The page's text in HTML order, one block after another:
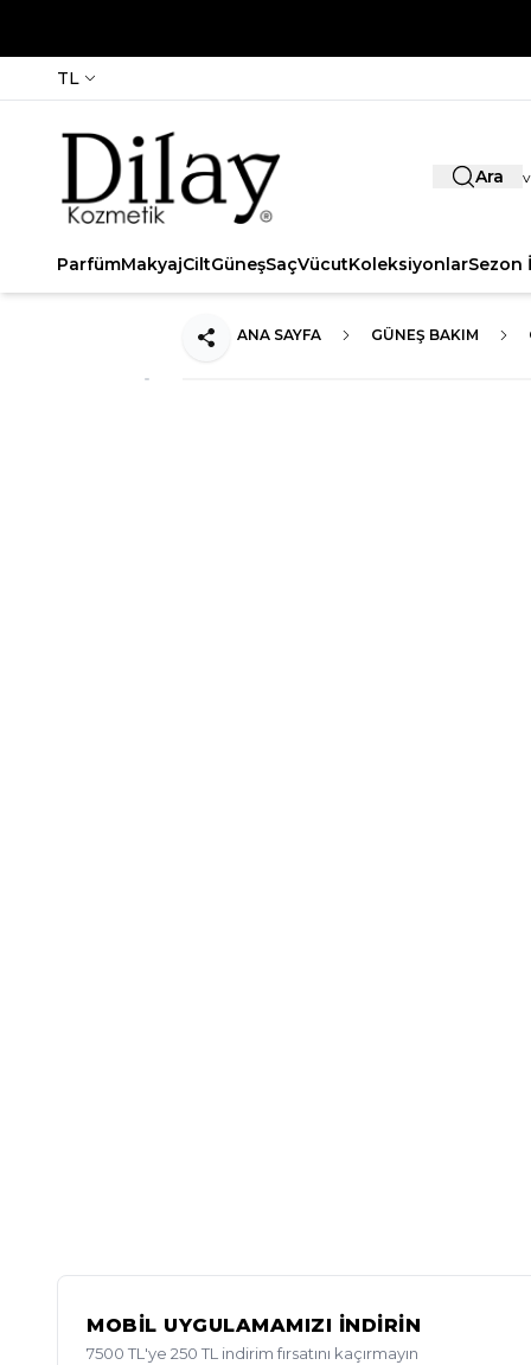
TL
Ara
ParfümMakyajCiltGüneşSaçVücutKoleksiyonlarSezon
ANA SAYFA GÜNEŞ BAKIM
Paylaş
MOBİL UYGULAMAMIZI İNDİRİN
7500 TL'ye 250 TL indirim fırsatını kaçırmayın